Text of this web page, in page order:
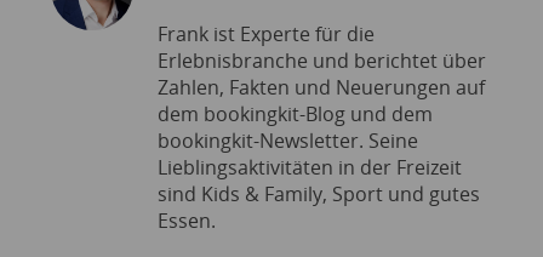
Frank ist Experte für die
Erlebnisbranche und berichtet über
Zahlen, Fakten und Neuerungen auf
dem bookingkit-Blog und dem
bookingkit-Newsletter. Seine
Lieblingsaktivitäten in der Freizeit
sind Kids & Family, Sport und gutes
Essen.